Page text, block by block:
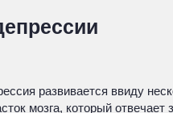
развивается ввиду
мозга, который